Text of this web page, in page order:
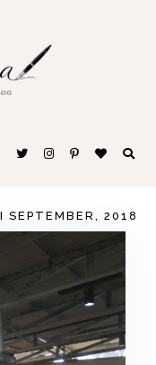
SEPTEMBER, 2018